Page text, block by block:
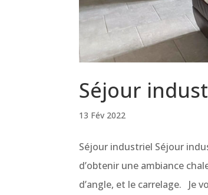
Séjour
13 Fév 2022
Séjour industriel Séjour
d’obtenir une ambiance
d’angle, et le carrelage. Je